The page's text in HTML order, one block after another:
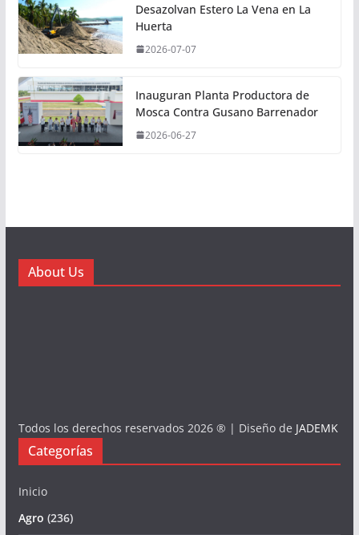
Desazolvan Estero La Vena en La
Huerta
2026-07-07
Inauguran Planta Productora de
Mosca Contra Gusano Barrenador
2026-06-27
About Us
Todos los derechos reservados 2026 ® | Diseño de JADEMK
Categorías
Inicio
Agro (236)